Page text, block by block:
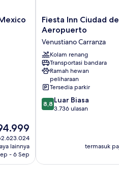
lainnya
- 6 Sep
Fiesta
Inn
Ciudad
de
Mexico
Aeropuerto
Venustiano
Carranza
Fiesta Inn Ciudad
Aeropuerto
Venustiano Carranza
Kolam renang
Transportasi bandara
Ramah hewan
peliharaan
Tersedia parkir
8.8
dari
8,8 Luar Biasa
3.736 ulasan
termasuk